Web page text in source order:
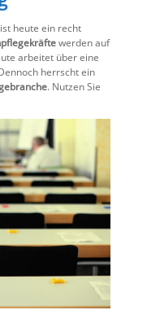
heute ein recht
werden auf
arbeitet über eine
herrscht ein
. Nutzen Sie